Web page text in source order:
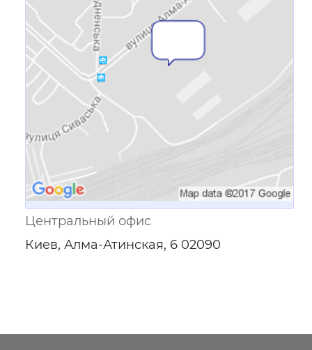
Ссылка для мобильных устройств
Центральный офис
Киев, Алма-Атинская, 6 02090